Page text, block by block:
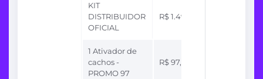
KIT
DISTRIBUIDOR
OFICIAL
R$ 1.497,00
1 Ativador de
cachos -
PROMO 97
R$ 97,00